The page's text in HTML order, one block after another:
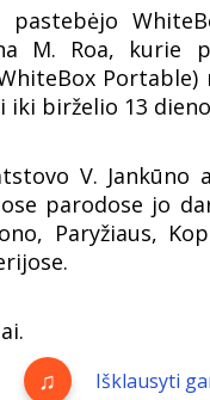
pastebėjo
M. Roa, kurie
birželio 13
V. Jankūno
parodose jo
Paryžiaus,
Išklausyti